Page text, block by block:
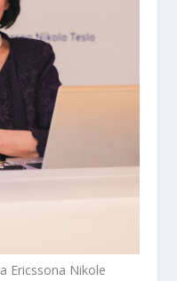
Ericssona Nikole